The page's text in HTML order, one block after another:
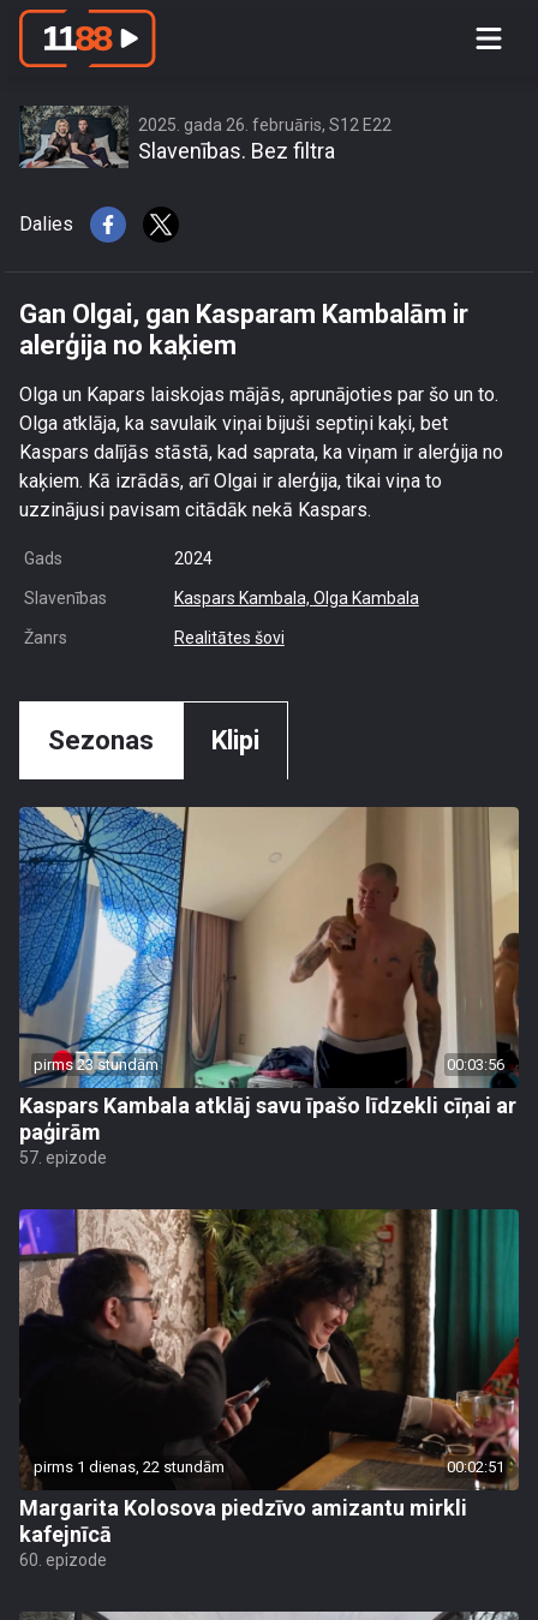
Gan Olgai, gan Kasparam Kambalām
2025. gada 26. februāris, S12 E22
Slavenības. Bez filtra
Dalies
Gan Olgai, gan Kasparam Kambalām ir
alerģija no kaķiem
Olga un Kapars laiskojas mājās, aprunājoties par šo un to.
Olga atklāja, ka savulaik viņai bijuši septiņi kaķi, bet
Kaspars dalījās stāstā, kad saprata, ka viņam ir alerģija no
kaķiem. Kā izrādās, arī Olgai ir alerģija, tikai viņa to
uzzinājusi pavisam citādāk nekā Kaspars.
Gads 2024
Slavenības Kaspars Kambala, Olga Kambala
Žanrs Realitātes šovi
Sezonas Klipi
pirms 23 stundām 00:03:56
Kaspars Kambala atklāj savu īpašo līdzekli cīņai ar
paģirām
57. epizode
pirms 1 dienas, 22 stundām 00:02:51
Margarita Kolosova piedzīvo amizantu mirkli
kafejnīcā
60. epizode